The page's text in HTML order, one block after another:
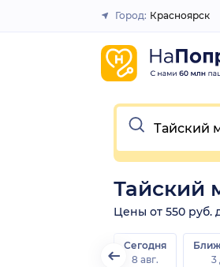
Закрыть
Город: Красноярск
Очистить
Тайский
Цены от 550 руб.
Сегодня
8 авг.
3